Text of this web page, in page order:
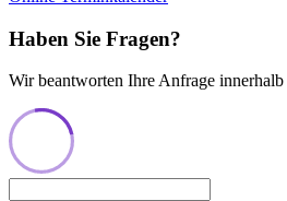
Haben Sie Fragen?
Wir beantworten Ihre Anfrage